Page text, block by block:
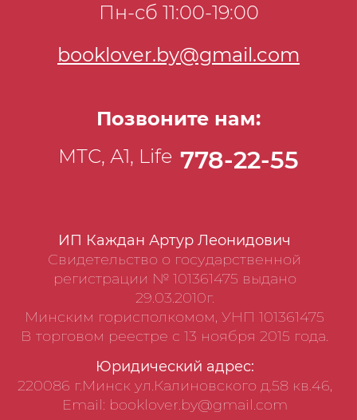
ИП Каждан Артур Леонидович
Свидетельство о государственной
регистрации № 101361475 выдано
29.03.2010г.
Минским горисполкомом, УНП 101361475
В торговом реестре с 13 ноября 2015 года.
Юридический адрес:
220086 г.Минск ул.Калиновского д.58 кв.46,
Email: booklover.by@gmail.com
Пн-сб 11:00-19:00
booklover.by@gmail.com
Позвоните нам:
МТС, А1, Life 778-22-55